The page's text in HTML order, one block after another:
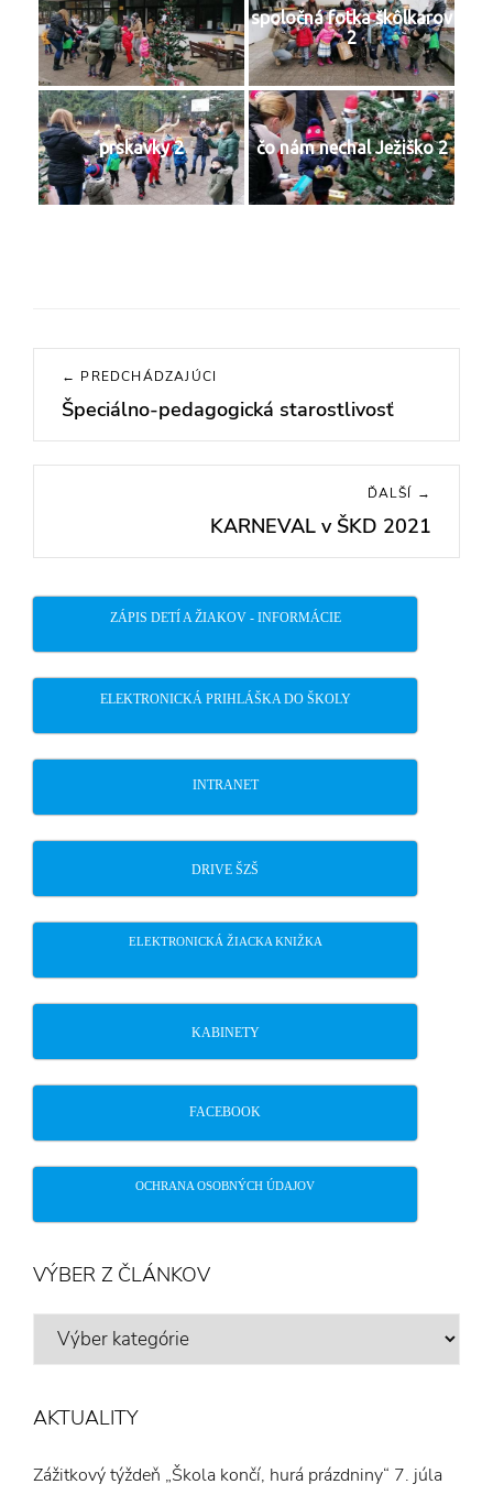
spoločná fotka škôlkarov
2
prskavky 2 čo nám nechal Ježiško 2
článku
← PREDCHÁDZAJÚCI
Previous
post:
Špeciálno-pedagogická starostlivosť
ĎALŠÍ →
post:
KARNEVAL v ŠKD 2021
ZÁPIS DETÍ A ŽIAKOV - INFORMÁCIE
ELEKTRONICKÁ PRIHLÁŠKA DO ŠKOLY
INTRANET
DRIVE ŠZŠ
ELEKTRONICKÁ ŽIACKA KNIŽKA
KABINETY
FACEBOOK
OCHRANA OSOBNÝCH ÚDAJOV
VÝBER Z ČLÁNKOV
VÝBER
AKTUALITY
Zážitkový týždeň „Škola končí, hurá prázdniny“ 7. júla